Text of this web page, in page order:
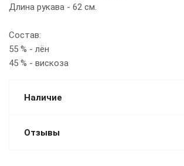
Длина рукава - 62 см.
Состав:
55 % - лён
45 % - вискоза
Наличие
Отзывы